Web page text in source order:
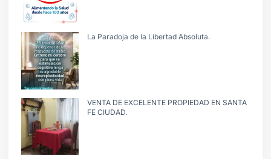
La Paradoja de la Libertad Absoluta.
VENTA DE EXCELENTE PROPIEDAD EN SANTA
FE CIUDAD.